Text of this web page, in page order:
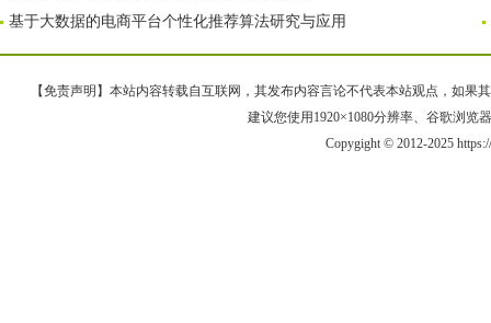
基于大数据的电商平台个性化推荐算法研究与应用
【免责声明】本站内容转载自互联网，其发布内容言论不代表本站观点，如果
建议您使用1920×1080分辨率、谷歌浏览
Copygight © 2012-2025